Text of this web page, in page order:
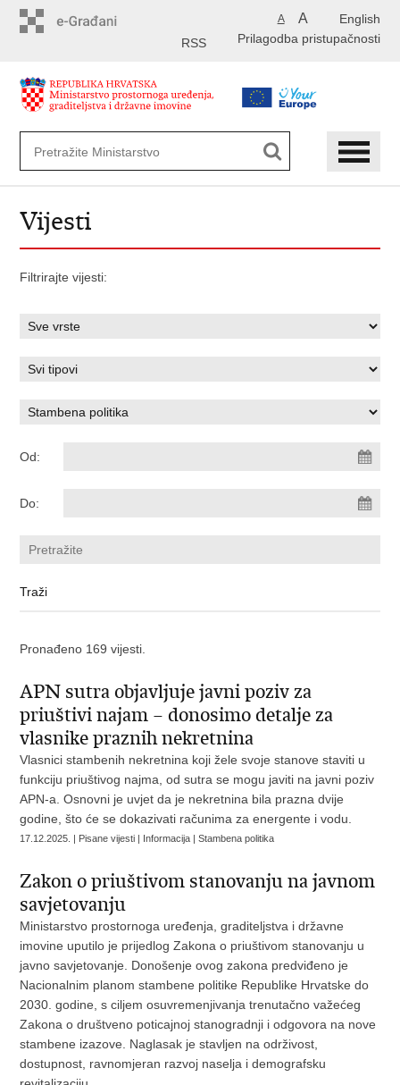
English
A A
Prilagodba pristupačnosti
RSS
Vijesti
Filtrirajte vijesti:
Od:
Do:
Pronađeno 169 vijesti.
APN sutra objavljuje javni poziv za
priuštivi najam – donosimo detalje za
vlasnike praznih nekretnina
Vlasnici stambenih nekretnina koji žele svoje stanove staviti u
funkciju priuštivog najma, od sutra se mogu javiti na javni poziv
APN-a. Osnovni je uvjet da je nekretnina bila prazna dvije
godine, što će se dokazivati računima za energente i vodu.
17.12.2025. | Pisane vijesti | Informacija | Stambena politika
Zakon o priuštivom stanovanju na javnom
savjetovanju
Ministarstvo prostornoga uređenja, graditeljstva i državne
imovine uputilo je prijedlog Zakona o priuštivom stanovanju u
javno savjetovanje. Donošenje ovog zakona predviđeno je
Nacionalnim planom stambene politike Republike Hrvatske do
2030. godine, s ciljem osuvremenjivanja trenutačno važećeg
Zakona o društveno poticajnoj stanogradnji i odgovora na nove
stambene izazove. Naglasak je stavljen na održivost,
dostupnost, ravnomjeran razvoj naselja i demografsku